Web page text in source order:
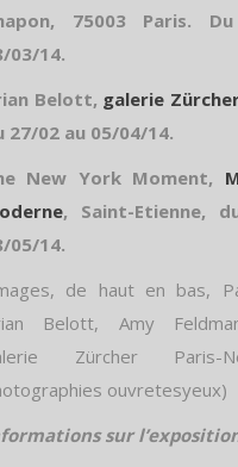
75003 Paris.
03/14.
Belott, galerie
27/02 au 05/04/14.
New York Moment,
, Saint-Etienne,
05/14.
de haut en bas,
Belott, Amy
Zürcher Paris-
ouvretesyeux)
sur